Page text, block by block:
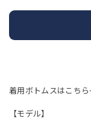
着用ボトムスはこち
【モデル】